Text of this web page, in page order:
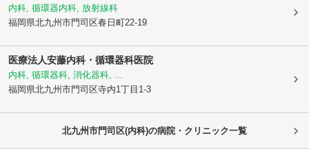
内科, 循環器内科, 放射線科
福岡県北九州市門司区春日町22-19
医療法人安藤内科・循環器科医院
内科, 循環器科, 消化器科, ...
福岡県北九州市門司区寺内1丁目1-3
北九州市門司区(内科)の病院・クリニック一覧